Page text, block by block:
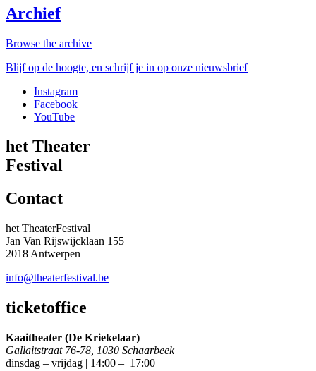
Archief
Browse the archive
Blijf op de hoogte, en schrijf je in op onze nieuwsbrief
Instagram
Facebook
YouTube
het Theater
Festival
Contact
het TheaterFestival
Jan Van Rijswijcklaan 155
2018 Antwerpen
info@theaterfestival.be
ticketoffice
Kaaitheater (De Kriekelaar)
Gallaitstraat 76-78, 1030 Schaarbeek
dinsdag – vrijdag | 14:00 – 17:00